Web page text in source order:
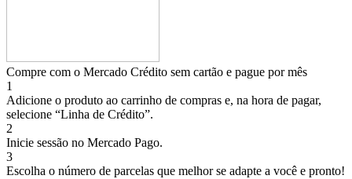
Compre com o Mercado Crédito sem cartão e pague por mês
1
Adicione o produto ao carrinho de compras e, na hora de pagar,
selecione “Linha de Crédito”.
2
Inicie sessão no Mercado Pago.
3
Escolha o número de parcelas que melhor se adapte a você e pronto!